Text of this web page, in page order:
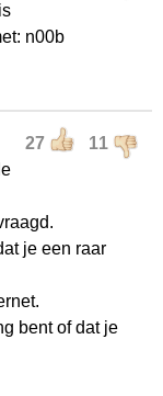
n00b
27 11
je een raar
bent of dat je